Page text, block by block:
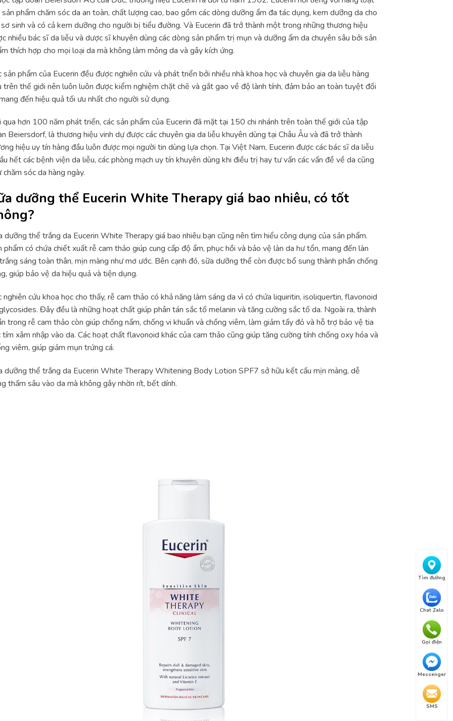
Tìm đường
Chat Zalo
Gọi điện
Messenger
SMS
sản phẩm chăm sóc da an toàn, chất lượng cao, bao gồm các dòng dưỡng ẩm đa tác dụng, kem dưỡng da cho
sinh và có cả kem dưỡng cho người bị tiểu đường. Và Eucerin đã trở thành một trong những thương hiệu
nhiều bác sĩ da liễu và dược sĩ khuyên dùng các dòng sản phẩm trị mụn và dưỡng ẩm da chuyên sâu bởi sản
thích hợp cho mọi loại da mà không làm mỏng da và gây kích ứng.
sản phẩm của Eucerin đều được nghiên cứu và phát triển bởi nhiều nhà khoa học và chuyên gia da liễu hàng
trên thế giới nên luôn luôn được kiểm nghiệm chặt chẽ và gắt gao về độ lành tính, đảm bảo an toàn tuyệt đối
đến hiệu quả tối ưu nhất cho người sử dụng.
qua hơn 100 năm phát triển, các sản phẩm của Eucerin đã mặt tại 150 chi nhánh trên toàn thế giới của tập
Beiersdorf, là thương hiệu vinh dự được các chuyên gia da liễu khuyên dùng tại Châu Âu và đã trở thành
hiệu uy tín hàng đầu luôn được mọi người tin dùng lựa chọn. Tại Việt Nam, Eucerin được các bác sĩ da liễu
hết các bệnh viện da liễu, các phòng mạch uy tín khuyên dùng khi điều trị hay tư vấn các vấn đề về da cũng
chăm sóc da hàng ngày.
dưỡng thể Eucerin White Therapy giá bao nhiêu, có tốt
dưỡng thể trắng da Eucerin White Therapy giá bao nhiêu bạn cũng nên tìm hiểu công dụng của sản phẩm.
phẩm có chứa chiết xuất rễ cam thảo giúp cung cấp độ ẩm, phục hồi và bảo vệ làn da hư tổn, mang đến làn
sáng toàn thân, mịn màng như mơ ước. Bên cạnh đó, sữa dưỡng thể còn được bổ sung thành phần chống
giúp bảo vệ da hiệu quả và tiện dụng.
nghiên cứu khoa học cho thấy, rễ cam thảo có khả năng làm sáng da vì có chứa liquiritin, isoliquertin, flavonoid
Đây đều là những hoạt chất giúp phân tán sắc tố melanin và tăng cường sắc tố da. Ngoài ra, thành
trong rễ cam thảo còn giúp chống nấm, chống vi khuẩn và chống viêm, làm giảm tấy đỏ và hỗ trợ bảo vệ tia
tím xâm nhập vào da. Các hoạt chất flavonoid khác của cam thảo cũng giúp tăng cường tính chống oxy hóa và
viêm, giúp giảm mụn trứng cá.
dưỡng thể trắng da Eucerin White Therapy Whitening Body Lotion SPF7 sở hữu kết cấu mịn màng, dễ
thấm sâu vào da mà không gây nhờn rít, bết dính.